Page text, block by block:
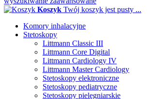
Koszyk Twój koszyk jest pusty ...
Komory inhalacyjne
Stetoskopy
Littmann Classic III
Littmann Core Digital
Littmann Cardiology IV
Littmann Master Cardiology
Stetoskopy elektroniczne
Stetoskopy pediatryczne
Stetoskopy pielęgniarskie